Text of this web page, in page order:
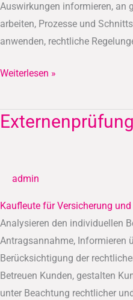
Auswirkungen informieren, an
arbeiten, Prozesse und
anwenden, rechtliche
Weiterlesen »
admin
Kaufleute für Versicherung
Analysieren den individuellen
Antragsannahme, Informieren
Berücksichtigung der
Betreuen Kunden, gestalten
unter Beachtung rechtlicher
Externenprüfung
und
Finanzen
(IHK)